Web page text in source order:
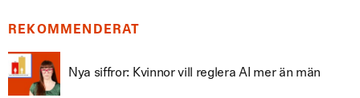
REKOMMENDERAT
Nya siffror: Kvinnor vill reglera AI mer än män